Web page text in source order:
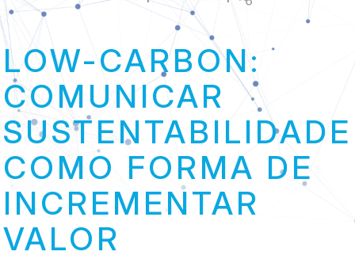
LOW-CARBON:
COMUNICAR
SUSTENTABILIDADE
COMO FORMA DE
INCREMENTAR
VALOR